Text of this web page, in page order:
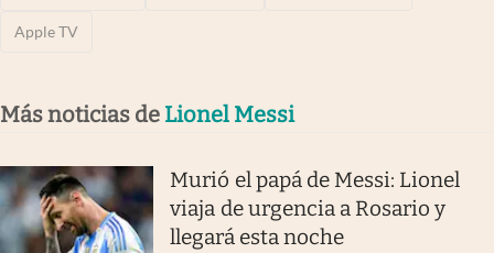
Apple TV
Más noticias de Lionel Messi
Murió el papá de Messi: Lionel
viaja de urgencia a Rosario y
llegará esta noche